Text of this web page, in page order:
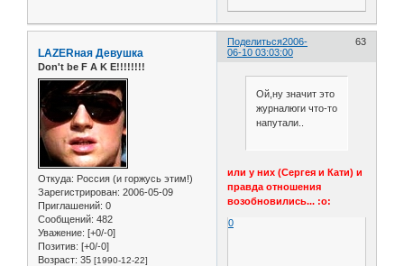
Поделиться 63
2006-
06-10 03:03:00
LAZERная Девушка
Don't be F A K E!!!!!!!!
Откуда: Россия (и горжусь этим!)
Зарегистрирован: 2006-05-09
Приглашений: 0
Сообщений: 482
Уважение: [+0/-0]
Позитив: [+0/-0]
Возраст: 35 [1990-12-22]
Ой,ну значит это
журналюги что-то
напутали..
или у них (Сергея и Кати) и
правда отношения
возобновились... :o:
0